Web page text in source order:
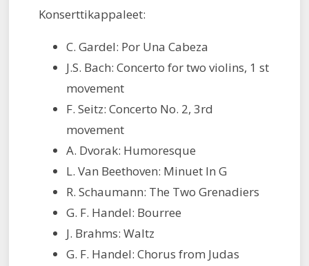
Konserttikappaleet:
C. Gardel: Por Una Cabeza
J.S. Bach: Concerto for two violins, 1 st
movement
F. Seitz: Concerto No. 2, 3rd
movement
A. Dvorak: Humoresque
L. Van Beethoven: Minuet In G
R. Schaumann: The Two Grenadiers
G. F. Handel: Bourree
J. Brahms: Waltz
G. F. Handel: Chorus from Judas